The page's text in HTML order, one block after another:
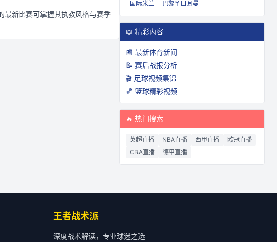
最新比赛可掌握其执教风格与赛季
国际米兰
巴黎圣日耳曼
📖 精彩内容
📰 最新体育新闻
📝 赛后战报分析
🎬 足球视频集锦
🏀 篮球精彩视频
🔥 热门搜索
英超直播 NBA直播 西甲直播
欧冠直播
CBA直播
德甲直播
王者战术派
深度战术解读，专业球迷之选